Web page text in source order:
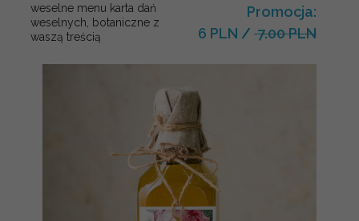
weselne menu karta dań
weselnych, botaniczne z
waszą treścią
Promocja:
6 PLN / 7.00 PLN